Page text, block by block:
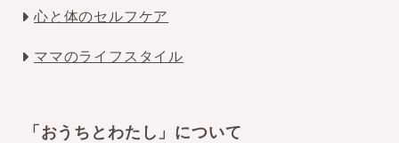
心と体のセルフケア
ママのライフスタイル
「おうちとわたし」について